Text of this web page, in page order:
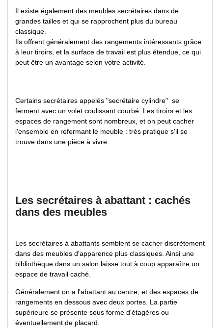
Il existe également des meubles secrétaires dans de
grandes tailles et qui se rapprochent plus du bureau
classique.
Ils offrent généralement des rangements intéressants grâce
à leur tiroirs, et la surface de travail est plus étendue, ce qui
peut être un avantage selon votre activité.
Certains secrétaires appelés "secrétaire cylindre" se
ferment avec un volet coulissant courbé. Les tiroirs et les
espaces de rangement sont nombreux, et on peut cacher
l'ensemble en refermant le meuble : très pratique s'il se
trouve dans une pièce à vivre.
Les secrétaires à abattant : cachés
dans des meubles
Les secrétaires à abattants semblent se cacher discrètement
dans des meubles d'apparence plus classiques. Ainsi une
bibliothèque dans un salon laisse tout à coup apparaître un
espace de travail caché.
Généralement on a l'abattant au centre, et des espaces de
rangements en dessous avec deux portes. La partie
supérieure se présente sous forme d'étagères ou
éventuellement de placard.